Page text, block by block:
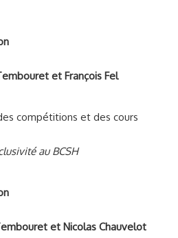
compétitions et des cours
et Nicolas Chauvelot